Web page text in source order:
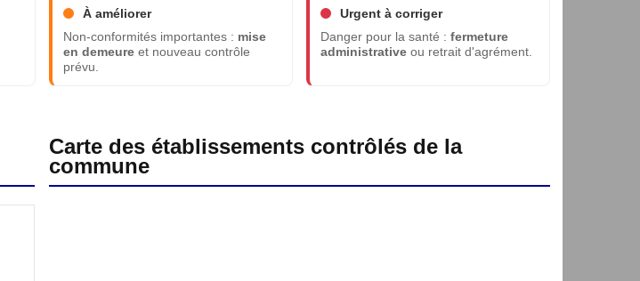
À améliorer
Non-conformités importantes : mise
en demeureet nouveau contrôle
prévu.
Urgent à corriger
Danger pour la santé : fermeture
administrativeou retrait d'agrément.
Carte des établissements contrôlés de la
commune